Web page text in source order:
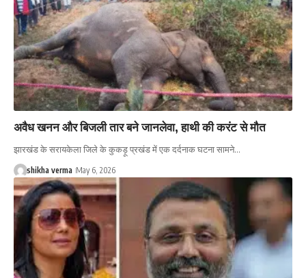
अवैध खनन और बिजली तार बने जानलेवा, हाथी की करंट से मौत
झारखंड के सरायकेला जिले के कुकड़ू प्रखंड में एक दर्दनाक घटना सामने…
shikha verma May 6, 2026